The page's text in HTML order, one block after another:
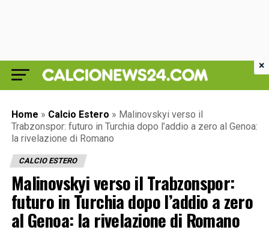
Home » Calcio Estero » Malinovskyi verso il
Trabzonspor: futuro in Turchia dopo l’addio a zero al Genoa:
la rivelazione di Romano
CALCIO ESTERO
Malinovskyi verso il Trabzonspor:
futuro in Turchia dopo l’addio a zero
al Genoa: la rivelazione di Romano
×